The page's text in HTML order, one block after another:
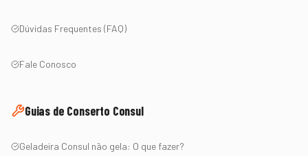
Dúvidas Frequentes (FAQ)
Fale Conosco
Guias de Conserto Consul
Geladeira Consul não gela: O que fazer?